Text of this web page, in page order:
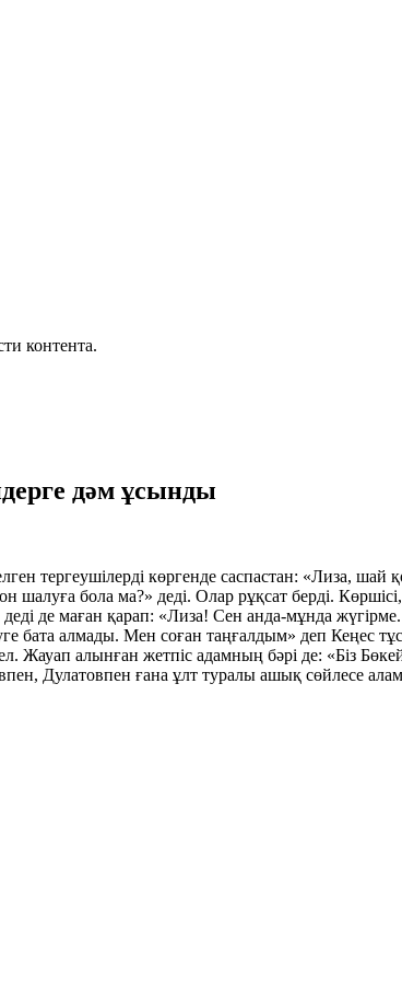
контента.
дәм ұсынды
тергеушілерді көргенде саспастан: «Лиза, шай
бола ма?» деді. Олар рұқсат берді.
де маған қарап: «Лиза! Сен анда-мұнда
бата алмады. Мен соған таңғалдым» деп
Жауап алынған жетпіс адамның бәрі де: «Біз
Дулатовпен ғана ұлт туралы ашық сөйлесе